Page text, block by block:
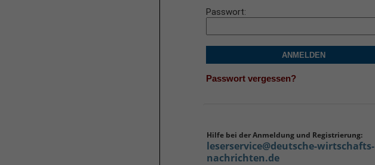
Passwort
ANMELDEN
Passwort vergessen?
Hilfe bei der Anmeldung und Registrierung:
leserservice@deutsche-wirtschafts-
nachrichten.de